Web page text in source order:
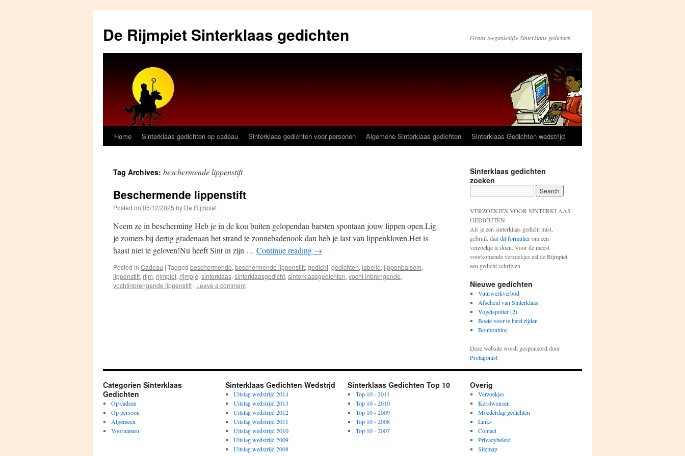
content
De Rijmpiet Sinterklaas gedichten Gratis toegankelijke Sinterklaas gedichten
Home Sinterklaas gedichten op cadeau Sinterklaas gedichten voor personen Algemene Sinterklaas gedichten Sinterklaas Gedichten wedstrijd
Tag Archives: beschermende lippenstift
Beschermende lippenstift
Posted on 05/12/2025 by De Rijmpiet
Neem ze in bescherming Heb je in de kou buiten gelopendan barsten spontaan jouw lippen open.Lig
je zomers bij dertig gradenaan het strand te zonnebadenook dan heb je last van lippenkloven.Het is
haast niet te geloven!Nu heeft Sint in zijn … Continue reading →
Posted in Cadeau | Tagged beschermende, beschermende lippenstift, gedicht, gedichten, labello, lippenbalsem,
lippenstift, rijm, rijmpiet, rijmpje, sinterklaas, sinterklaasgedicht, sinterklaasgedichten, vocht inbrengende,
vochtinbrengende lippenstift | Leave a comment
Sinterklaas gedichten
zoeken
VERZOEKJES VOOR SINTERKLAAS
GEDICHTEN
Als je een sinterklaas gedicht mist,
gebruik dan dit formulierom een
verzoekje te doen. Voor de meest
voorkomende verzoekjes zal de Rijmpiet
een gedicht schrijven.
Nieuwe gedichten
Vuurwerkverbod
Afscheid van Sinterklaas
Vogelspotter (2)
Boete voor te hard rijden
Bonbonbloc
Deze website wordt gesponsord door
Protagonist
Categorien Sinterklaas
Gedichten
Op cadeau
Op persoon
Algemeen
Voornamen
Sinterklaas Gedichten Wedstrjd
Uitslag wedstrijd 2014
Uitslag wedstrijd 2013
Uitslag wedstrijd 2012
Uitslag wedstrijd 2011
Uitslag wedstrijd 2010
Uitslag wedstrijd 2009
Uitslag wedstrijd 2008
Sinterklaas Gedichten Top 10
Top 10 - 2011
Top 10 - 2010
Top 10 - 2009
Top 10 - 2008
Top 10 - 2007
Overig
Verzoekjes
Kerstwensen
Moederdag gedichten
Links
Contact
Privacybeleid
Sitemap